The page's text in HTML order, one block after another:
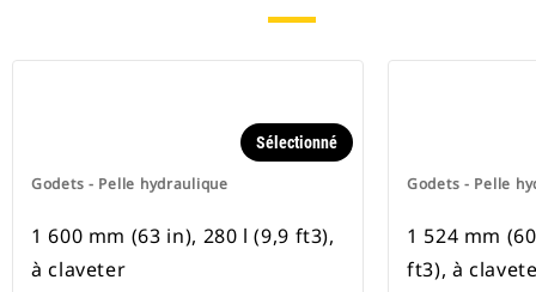
Godets - Pelle hydraulique
Sélectionné
1 600 mm (63 in), 280 l (9,9 ft3),
à claveter
Godets - Pelle
1 524 mm
ft3), à